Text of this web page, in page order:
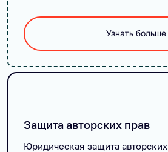
Узнать больше
Защита авторских прав
Юридическая защита авторских